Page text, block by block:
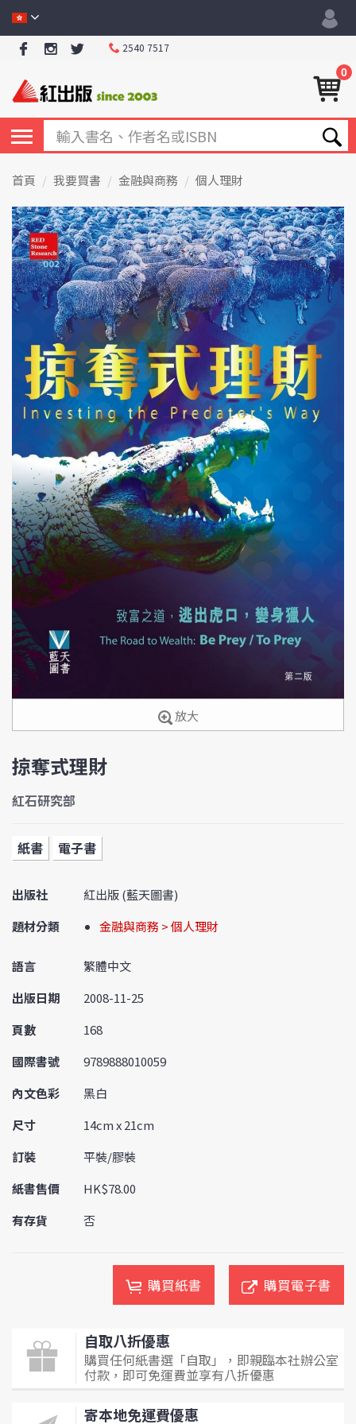
2540 7517
0
首頁 我要買書 金融與商務 個人理財
放大
掠奪式理財
紅石研究部
紙書 電子書
出版社
紅出版 (藍天圖書)
題材分類
金融與商務 > 個人理財
語言
繁體中文
出版日期
2008-11-25
頁數
168
國際書號
9789888010059
內文色彩
黑白
尺寸
14cm x 21cm
訂裝
平裝/膠裝
紙書售價
HK$78.00
有存貨
否
購買紙書 購買電子書
自取八折優惠
購買任何紙書選「自取」，即親臨本社辦公室
付款，即可免運費並享有八折優惠
寄本地免運費優惠